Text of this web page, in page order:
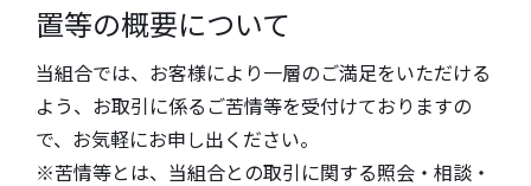
置等の概要について
当組合では、お客様により一層のご満足をいただける
よう、お取引に係るご苦情等を受付けておりますの
で、お気軽にお申し出ください。
※苦情等とは、当組合との取引に関する照会・相談・